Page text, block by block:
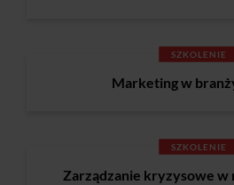
SZKOLENIE
Marketing w
SZKOLENIE
Zarządzanie kryzysowe w